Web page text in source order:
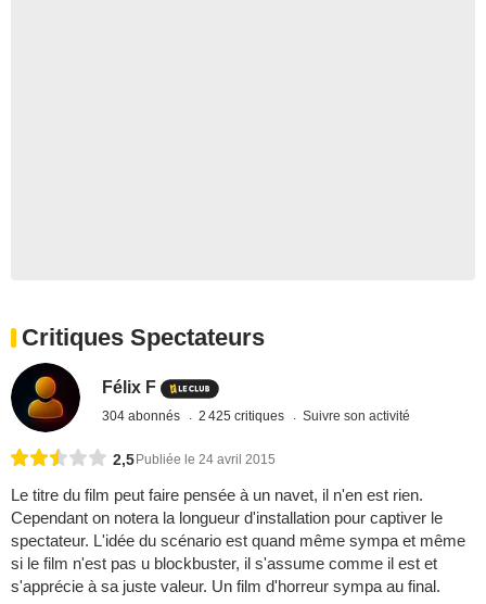
Critiques Spectateurs
Félix F
304 abonnés 2 425 critiques Suivre son activité
2,5 Publiée le 24 avril 2015
Le titre du film peut faire pensée à un navet, il n'en est rien.
Cependant on notera la longueur d'installation pour captiver le
spectateur. L'idée du scénario est quand même sympa et même
si le film n'est pas u blockbuster, il s'assume comme il est et
s'apprécie à sa juste valeur. Un film d'horreur sympa au final.